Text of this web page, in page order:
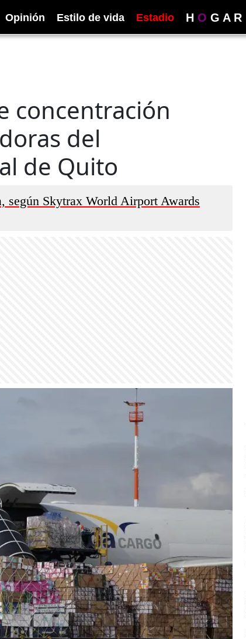
Opinión Estilo de vida Estadio H O G A R
concentración
del
de Quito
según Skytrax World Airport Awards